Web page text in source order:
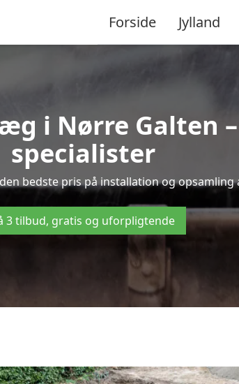
Forside Jylland
i Nørre Galten
specialister
bedste pris på installation og
3 tilbud, gratis og uforpligtende